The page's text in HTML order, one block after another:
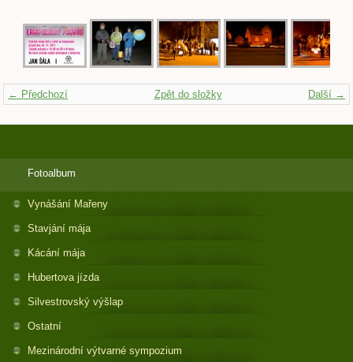
← Předchozí Další →
Zpět do složky
Fotoalbum
Vynášání Mařeny
Stavjání mája
Kácání mája
Hubertova jízda
Silvestrovský výšlap
Ostatní
Mezinárodní výtvarné sympozium